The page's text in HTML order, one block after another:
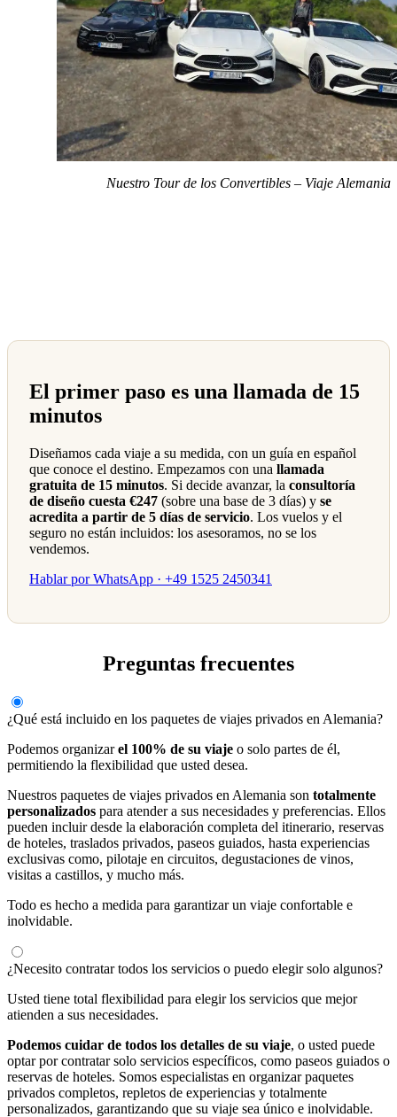
Nuestro Tour de los Convertibles – Viaje Alemania
El primer paso es una llamada de 15
minutos
Diseñamos cada viaje a su medida, con un guía en español
que conoce el destino. Empezamos con una llamada
gratuita de 15 minutos. Si decide avanzar, la consultoría
de diseño cuesta €247 (sobre una base de 3 días) y se
acredita a partir de 5 días de servicio. Los vuelos y el
seguro no están incluidos: los asesoramos, no se los
vendemos.
Hablar por WhatsApp · +49 1525 2450341
Preguntas frecuentes
¿Qué está incluido en los paquetes de viajes privados en Alemania?
Podemos organizarel 100% de su viaje o solo partes de él,
permitiendo la flexibilidad que usted desea.
Nuestros paquetes de viajes privados en Alemania son totalmente
personalizados para atender a sus necesidades y preferencias. Ellos
pueden incluir desde la elaboración completa del itinerario, reservas
de hoteles, traslados privados, paseos guiados, hasta experiencias
exclusivas como, pilotaje en circuitos, degustaciones de vinos,
visitas a castillos, y mucho más.
Todo es hecho a medida para garantizar un viaje confortable e
inolvidable.
¿Necesito contratar todos los servicios o puedo elegir solo algunos?
Usted tiene total flexibilidad para elegir los servicios que mejor
atienden a sus necesidades.
Podemos cuidar de todos los detalles de su viaje, o usted puede
optar por contratar solo servicios específicos, como paseos guiados o
reservas de hoteles. Somos especialistas en organizar paquetes
privados completos, repletos de experiencias y totalmente
personalizados, garantizando que su viaje sea único e inolvidable.